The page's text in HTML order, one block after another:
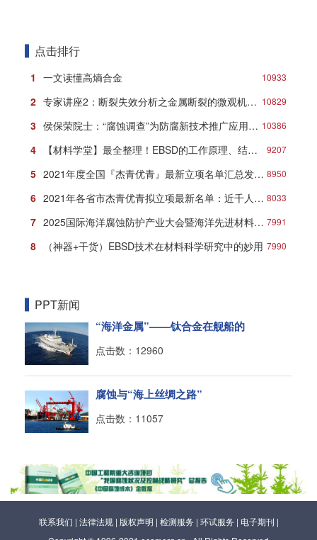
点击排行
10933
1 一文读懂高熵合金
10829
2 专家讲座2：断裂失效分析之金属断裂的微观机理与典型形貌
10386
3 侯保荣院士：“腐蚀调查”为防腐新技术推广应用打响第一炮
9207
4 【材料学堂】最全整理！EBSD的工作原理、结构、操作及分析方法！
8950
5 2021年度全国『杰青优青』最新立项名单汇总发布！
8033
6 2021年各省市杰青优青拟立项最新名单：近千人入选！
7991
7 2025国际海洋腐蚀防护产业大会暨海洋先进材料创新发展论坛在青岛盛大开幕！
7990
8 （神器+干货）EBSD技术在材料科学研究中的妙用
PPT新闻
“海洋金属”——钛合金在舰船的
点击数：12960
腐蚀与“海上丝绸之路”
点击数：11057
联系我们 | 法律法规| 版权声明 | 检测服务 | 环试服务 | 电子期刊 |